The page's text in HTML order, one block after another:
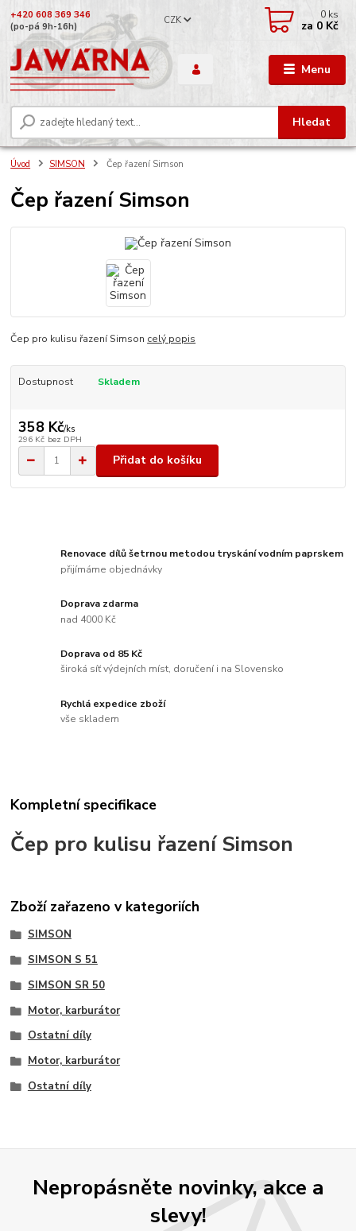
Menu
CZK
Hledat
+420 608 369 346
(po-pá 9h-16h)
0 ks
za 0 Kč
Úvod SIMSON Čep řazení Simson
Čep řazení Simson
Čep pro kulisu řazení Simson celý popis
Dostupnost Skladem
358 Kč/ks
296 Kč bez DPH
Přidat do košíku
Renovace dílů šetrnou metodou tryskání vodním paprskem
přijímáme objednávky
Doprava zdarma
nad 4000 Kč
Doprava od 85 Kč
široká síť výdejních míst, doručení i na Slovensko
Rychlá expedice zboží
vše skladem
Kompletní specifikace
Čep pro kulisu řazení Simson
Zboží zařazeno v kategoriích
SIMSON
SIMSON S 51
SIMSON SR 50
Motor, karburátor
Ostatní díly
Motor, karburátor
Ostatní díly
Nepropásněte novinky, akce a
slevy!